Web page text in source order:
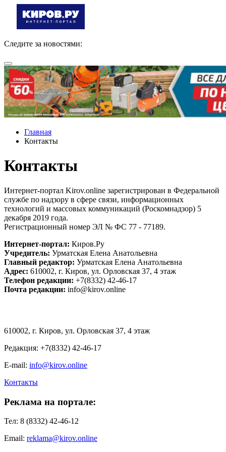
Следите за новостями:
Главная
Контакты
Контакты
Интернет-портал Kirov.online зарегистрирован в Федеральной
службе по надзору в сфере связи, информационных
технологий и массовых коммуникаций (Роскомнадзор) 5
декабря 2019 года.
Регистрационный номер ЭЛ № ФС 77 - 77189.
Интернет-портал: Киров.Ру
Учредитель: Урматская Елена Анатольевна
Главный редактор: Урматская Елена Анатольевна
Адрес: 610002, г. Киров, ул. Орловская 37, 4 этаж
Телефон редакции: +7(8332) 42-46-17
Почта редакции: info@kirov.online
610002, г. Киров, ул. Орловская 37, 4 этаж
Редакция: +7(8332) 42-46-17
E-mail: info@kirov.online
Контакты
Реклама на портале:
Тел: 8 (8332) 42-46-12
Email: reklama@kirov.online